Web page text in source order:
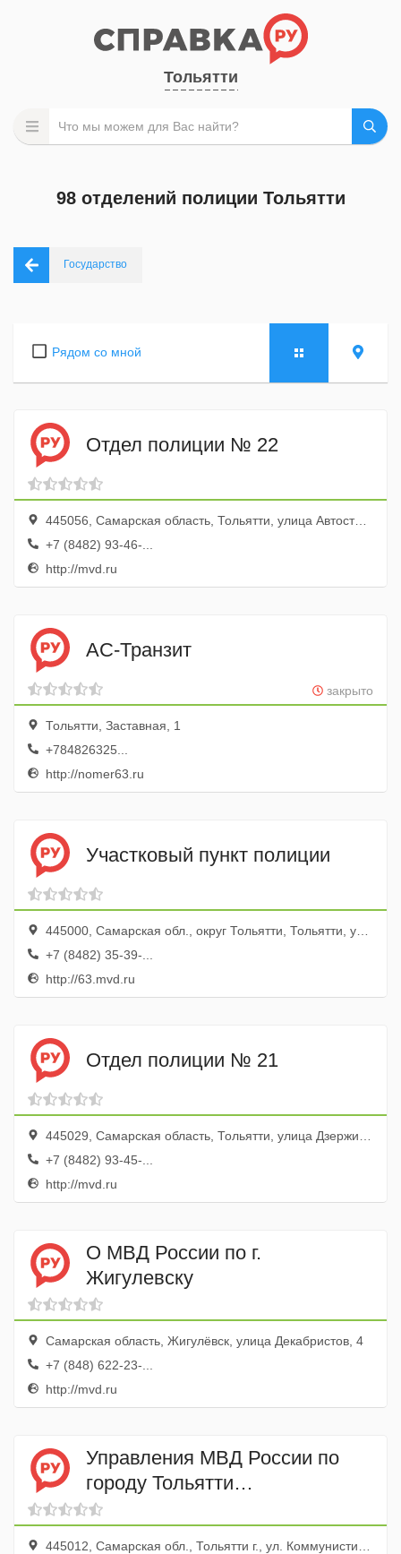
Тольятти
98 отделений полиции Тольятти
Государство
Рядом со мной
Отдел полиции № 22
445056, Самарская область, Тольятти, улица Автостроителей, 55
+7 (8482) 93-46-...
http://mvd.ru
АС-Транзит
закрыто
Тольятти, Заставная, 1
+784826325...
http://nomer63.ru
Участковый пункт полиции
445000, Самарская обл., округ Тольятти, Тольятти, ул. Маршала Жукова, 30
+7 (8482) 35-39-...
http://63.mvd.ru
Отдел полиции № 21
445029, Самарская область, Тольятти, улица Дзержинского, 15
+7 (8482) 93-45-...
http://mvd.ru
О МВД России по г.
Жигулевску
Самарская область, Жигулёвск, улица Декабристов, 4
+7 (848) 622-23-...
http://mvd.ru
Управления МВД России по
городу Тольятти
Комсомольского района ОП
№ 23
445012, Самарская обл., Тольятти г., ул. Коммунистическая, 120